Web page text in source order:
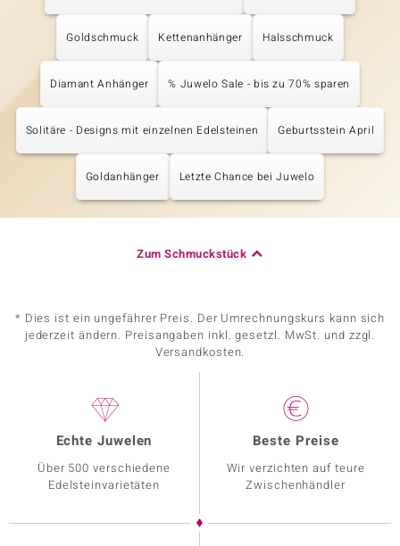
Goldschmuck Kettenanhänger Halsschmuck
Diamant Anhänger % Juwelo Sale - bis zu 70% sparen
Solitäre - Designs mit einzelnen Edelsteinen Geburtsstein April
Goldanhänger Letzte Chance bei Juwelo
Zum Schmuckstück
* Dies ist ein ungefährer Preis. Der Umrechnungskurs kann sich
jederzeit ändern. Preisangaben inkl. gesetzl. MwSt. und zzgl.
Versandkosten.
Echte Juwelen
Über 500 verschiedene
Edelsteinvarietäten
Beste Preise
Wir verzichten auf teure
Zwischenhändler